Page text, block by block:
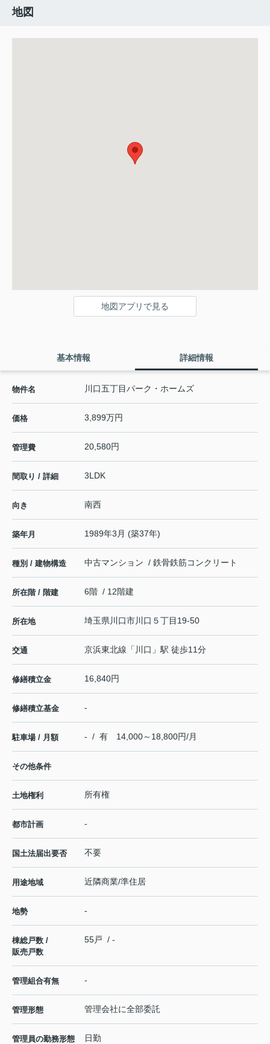
地図
地図アプリで見る
基本情報 詳細情報
物件名 川口五丁目パーク・ホームズ
価格 3,899万円
管理費 20,580円
間取り / 詳細 3LDK
向き 南西
築年月 1989年3月 (築37年)
種別 / 建物構造 中古マンション / 鉄骨鉄筋コンクリート
所在階 / 階建 6階 / 12階建
所在地 埼玉県 川口市川口 ５丁目19-50
交通 京浜東北線 「 川口 」駅 徒歩11分
修繕積立金 16,840円
修繕積立基金 -
駐車場 / 月額 - / 有 14,000～18,800円/月
その他条件
土地権利 所有権
都市計画 -
国土法届出要否 不要
用途地域 近隣商業/準住居
地勢 -
棟総戸数 /
販売戸数
55戸 / -
管理組合有無 -
管理形態 管理会社に全部委託
管理員の勤務形態 日勤